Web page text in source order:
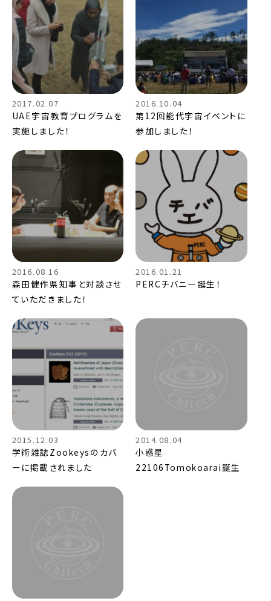
2017.02.07
UAE宇宙教育プログラムを
実施しました！
2016.10.04
第12回能代宇宙イベントに
参加しました！
2016.08.16
森田健作県知事と対談させ
ていただきました！
2016.01.21
PERCチバニー誕生！
2015.12.03
学術雑誌Zookeysのカバ
ーに掲載されました
2014.08.04
小惑星
22106Tomokoarai誕生